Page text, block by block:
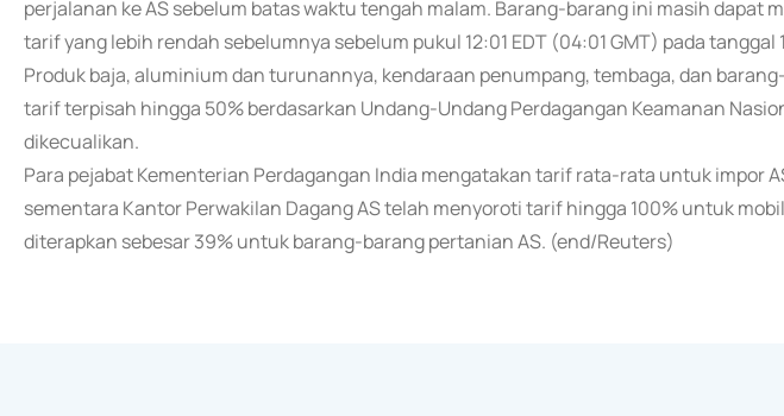
perjalanan ke AS sebelum batas waktu tengah malam. Barang-barang ini masih dapat
tarif yang lebih rendah sebelumnya sebelum pukul 12:01 EDT (04:01 GMT) pada tanggal
Produk baja, aluminium dan turunannya, kendaraan penumpang, tembaga, dan
tarif terpisah hingga 50% berdasarkan Undang-Undang Perdagangan Keamanan
dikecualikan.
Para pejabat Kementerian Perdagangan India mengatakan tarif rata-rata untuk impor
sementara Kantor Perwakilan Dagang AS telah menyoroti tarif hingga 100% untuk
diterapkan sebesar 39% untuk barang-barang pertanian AS. (end/Reuters)